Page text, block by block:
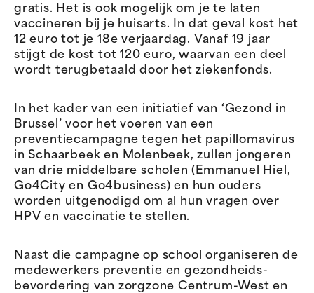
gratis. Het is ook mogelijk om je te laten
vaccineren bij je huisarts. In dat geval kost het
12 euro tot je 18e verjaardag. Vanaf 19 jaar
stijgt de kost tot 120 euro, waarvan een deel
wordt terugbetaald door het ziekenfonds.
In het kader van een initiatief van ‘Gezond in
Brussel’ voor het voeren van een
preventiecampagne tegen het papillomavirus
in Schaarbeek en Molenbeek, zullen jongeren
van drie middelbare scholen (Emmanuel Hiel,
Go4City en Go4business) en hun ouders
worden uitgenodigd om al hun vragen over
HPV en vaccinatie te stellen.
Naast die campagne op school organiseren de
medewerkers preventie en gezondheids­
bevordering van zorgzone Centrum-West en